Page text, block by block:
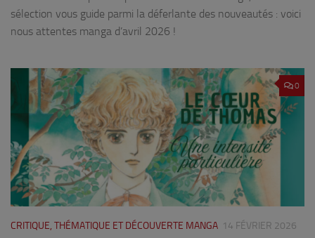
sélection vous guide parmi la déferlante des nouveautés : voici
nous attentes manga d’avril 2026 !
0
CRITIQUE, THÉMATIQUE ET DÉCOUVERTE MANGA 14 FÉVRIER 2026